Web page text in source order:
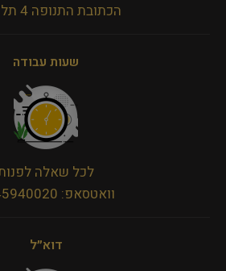
הכתובת התנופה 4 תל אביב
שעות עבודה
לכל שאלה
וואטסאפ: 0545940020
דוא״ל